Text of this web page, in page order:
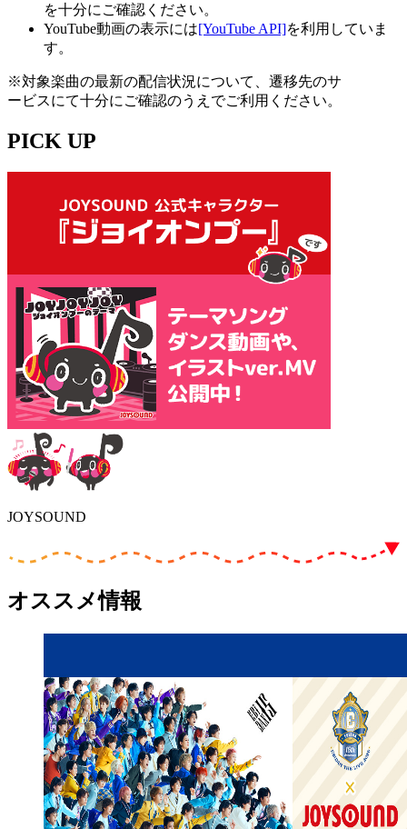
を十分にご確認ください。
YouTube動画の表示には[YouTube API]を利用していま
す。
※対象楽曲の最新の配信状況について、遷移先のサ
ービスにて十分にご確認のうえでご利用ください。
PICK UP
JOYSOUND
オススメ情報